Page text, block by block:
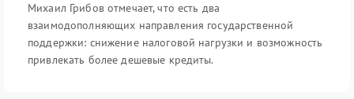
Михаил Грибов отмечает, что есть два
взаимодополняющих направления государственной
поддержки: снижение налоговой нагрузки и возможность
привлекать более дешевые кредиты.